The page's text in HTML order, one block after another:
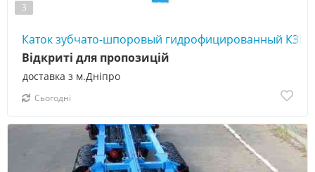
3
Каток зубчато-шпоровый гидрофицированный
доставка з м.Дніпро
Відкриті для пропозицій
Сьогодні